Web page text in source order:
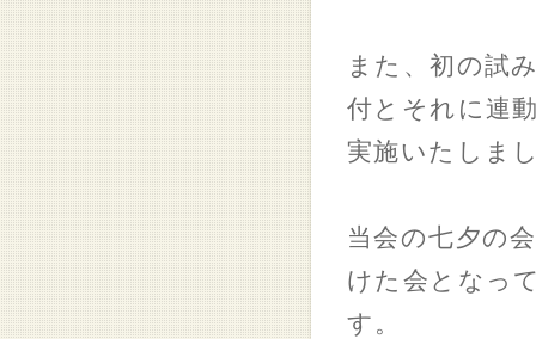
また、初の試
付とそれに連
実施いたしま
当会の七夕の
けた会となっ
す。